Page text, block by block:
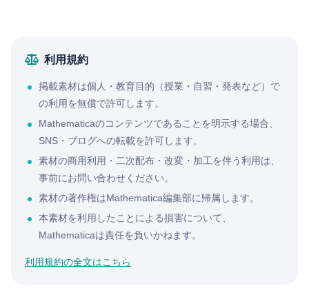
利用規約
掲載素材は個人・教育目的（授業・自習・発表など）で
の利用を無償で許可します。
Mathematicaのコンテンツであることを明示する場合、
SNS・ブログへの転載を許可します。
素材の商用利用・二次配布・改変・加工を伴う利用は、
事前にお問い合わせください。
素材の著作権はMathematica編集部に帰属します。
本素材を利用したことによる損害について、
Mathematicaは責任を負いかねます。
利用規約の全文はこちら